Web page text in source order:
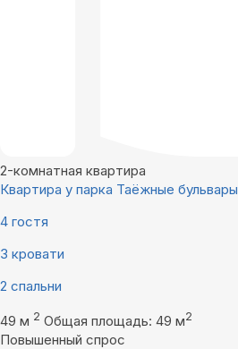
2-комнатная квартира
Квартира у парка Таёжные бульвары
4 гостя
3 кровати
2 спальни
49 м 2 Общая площадь: 49 м2
Повышенный спрос